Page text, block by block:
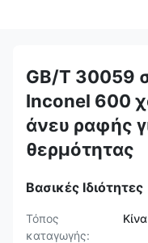
GB/T 30059
Inconel 600
άνευ ραφής
θερμότητας
Βασικές Ιδιότητες
Τόπος
καταγωγής:
Κίνα